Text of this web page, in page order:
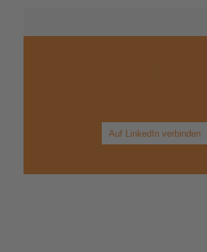
Auf LinkedIn verbinden